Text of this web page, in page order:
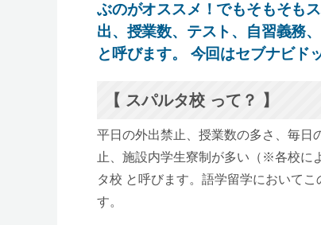
ぶのがオススメ！でもそもそも
出、授業数、テスト、自習義務
と呼びます。 今回はセブナビド
【 スパルタ校 って？ 】
平日の外出禁止、授業数の多さ、毎日
止、施設内学生寮制が多い（※各校に
タ校 と呼びます。語学留学において
す。